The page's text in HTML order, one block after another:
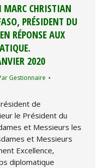
MARC CHRISTIAN
PRÉSIDENT DU
RÉPONSE AUX
2020
Gestionnaire
de
le Président du
et Messieurs les
et Messieurs
Excellence,
diplomatique